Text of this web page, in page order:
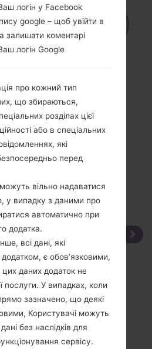
Marquee
Порівняти
логін у Facebook
google – щоб увійти в
залишати коментарі
логін Google
про кожний тип
що збираються,
розділах цієї
або в спеціальних
які
перед
вільно надаватися
у випадку з даними про
автоматично при
додатка.
всі дані, які
є обов’язковими,
цих даних додаток не
послуги. У випадках, коли
зазначено, що деякі
Користувачі можуть
без наслідків для
сервісу.